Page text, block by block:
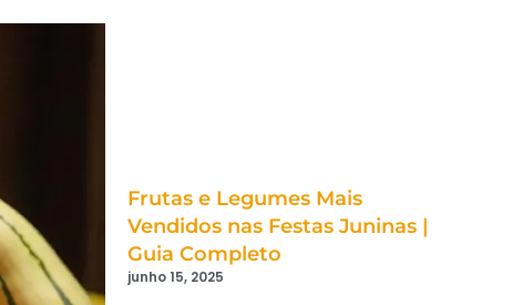
Frutas e Legumes Mais
Vendidos nas Festas Juninas |
Guia Completo
junho 15, 2025